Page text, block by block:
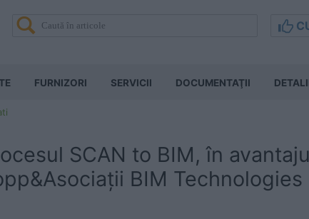
FURNIZORI SERVICII DOCUMENTAŢII
SCAN to BIM, în
BIM Technologies